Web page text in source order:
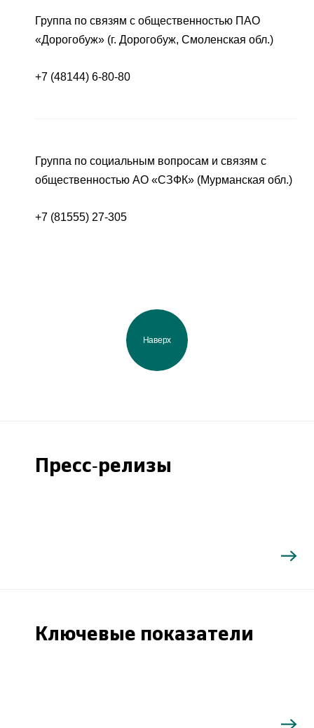
Группа по связям с общественностью ПАО
«Дорогобуж» (г. Дорогобуж, Смоленская обл.)
+7 (48144) 6-80-80
Группа по социальным вопросам и связям с
общественностью АО «СЗФК» (Мурманская обл.)
+7 (81555) 27-305
Наверх
Пресс-релизы
Ключевые показатели